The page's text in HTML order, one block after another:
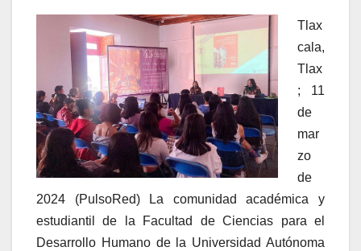
Tlax
cala,
Tlax
; 11
de
mar
zo
de
2024 (PulsoRed) La comunidad académica y
estudiantil de la Facultad de Ciencias para el
Desarrollo Humano de la Universidad Autónoma